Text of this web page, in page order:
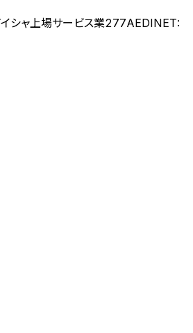
シャ 上場サービス業277AEDINET: